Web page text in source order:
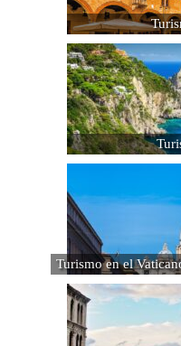
Turismo en el